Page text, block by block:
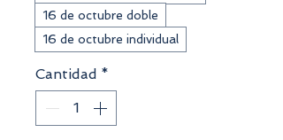
16 de octubre doble
16 de octubre individual
Cantidad *